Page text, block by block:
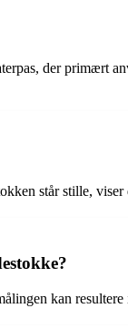
der primært
står stille,
kan